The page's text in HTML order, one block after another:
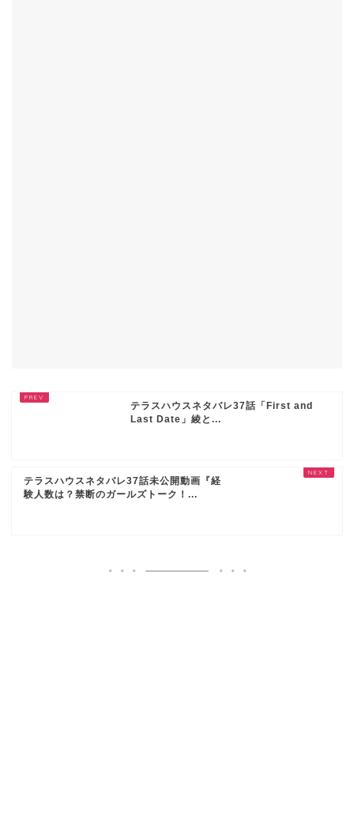
テラスハウスネタバレ37話「First and
Last Date」綾と...
テラスハウスネタバレ37話未公開動画『経
験人数は？禁断のガールズトーク！...